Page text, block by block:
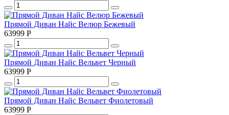
Прямой Диван Найс Велюр Бежевый
63999 Р
Прямой Диван Найс Вельвет Черный
63999 Р
Прямой Диван Найс Вельвет Фиолетовый
63999 Р